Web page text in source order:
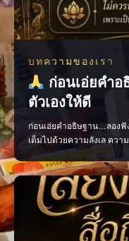
บทความของเรา
ก่อนเอ่ยคำ
ตัวเองให้ดี
ก่อนเอ่ยคำอธิษฐาน…ลองฟั
เต็มไปด้วยความลังเล ควา
ตัว ควรอธิษฐานด้วยถ้อยค
ใจของเรามั่นคงและพร้อม
พูดแบบไหนเวลาอธิษฐาน